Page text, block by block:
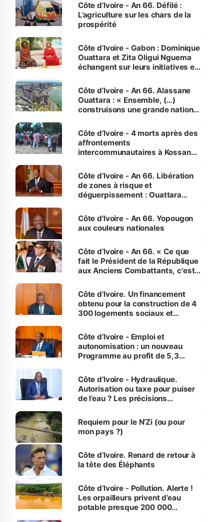
Côte d’Ivoire - An 66. Défilé :
L’agriculture sur les chars de la
prospérité
Côte d’Ivoire - Gabon : Dominique
Ouattara et Zita Oligui Nguema
échangent sur leurs initiatives en
enfants
Côte d’Ivoire - An 66. Alassane
Ouattara : « Ensemble, (…)
construisons une grande nation
générations futures »
Côte d’Ivoire - 4 morts après des
affrontements
intercommunautaires à Kossandji
milieu des sinistrés
Côte d’Ivoire - An 66. Libération
de zones à risque et
déguerpissement : Ouattara
l'Etat de droit pour préserver les
vies humaines »
Côte d'Ivoire - An 66. Yopougon
aux couleurs nationales
Côte d’Ivoire - An 66. « Ce que
fait le Président de la République
aux Anciens Combattants, c'est
Côte d’Ivoire. Un financement
obtenu pour la construction de 4
300 logements sociaux et
et Yamoussoukro
Côte d’Ivoire - Emploi et
autonomisation : un nouveau
Programme au profit de 5,3
Côte d’Ivoire - Hydraulique.
Autorisation ou taxe pour puiser
de l’eau ? Les précisions
Requiem pour le N’Zi (ou pour
mon pays ?)
Côte d’Ivoire. Renard de retour à
la tête des Éléphants
Côte d’Ivoire - Pollution. Alerte !
Les orpailleurs privent d’eau
potable presque 200 000